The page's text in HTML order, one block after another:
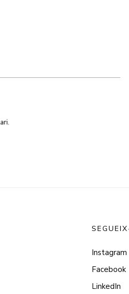
Instagram
Facebook
LinkedIn